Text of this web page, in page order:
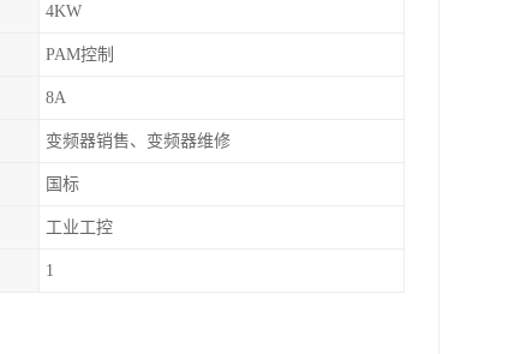
4KW
PAM控制
8A
变频器销售、变频器维修
国标
工业工控
1